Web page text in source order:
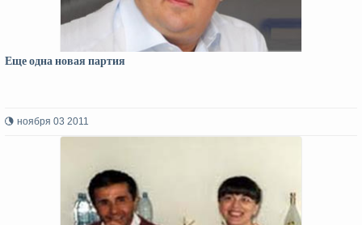
Еще одна новая партия
ноября 03 2011